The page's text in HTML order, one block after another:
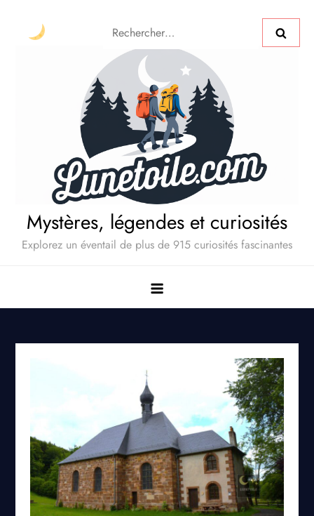
Mystères, légendes et curiosités
Explorez un éventail de plus de 915 curiosités fascinantes